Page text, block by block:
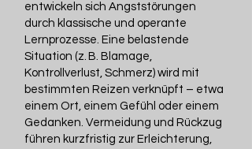
entwickeln sich Angststörungen
durch klassische und operante
Lernprozesse. Eine belastende
Situation (z. B. Blamage,
Kontrollverlust, Schmerz) wird mit
bestimmten Reizen verknüpft – etwa
einem Ort, einem Gefühl oder einem
Gedanken. Vermeidung und Rückzug
führen kurzfristig zur Erleichterung,